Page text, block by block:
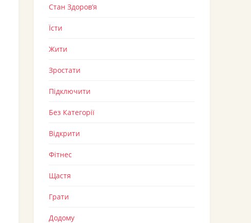
Стан Здоров’я
Їсти
Жити
Зростати
Підключити
Без Категорії
Відкрити
Фітнес
Щастя
Грати
Додому